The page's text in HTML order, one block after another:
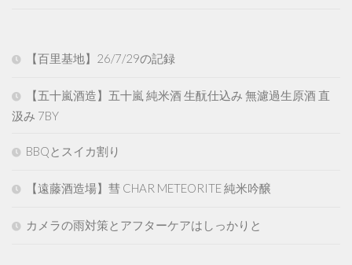
【百里基地】26/7/29の記録
【五十嵐酒造】五十嵐 純米酒 生酛仕込み 無濾過生原酒 直
汲み 7BY
BBQとスイカ割り
【遠藤酒造場】彗 CHAR METEORITE 純米吟醸
カメラの雨対策とアフターケアはしっかりと